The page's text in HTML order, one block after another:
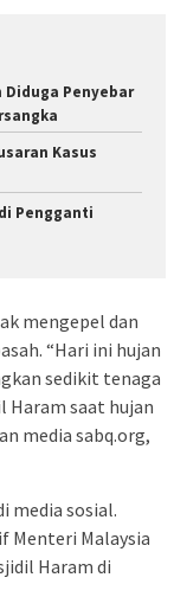
Diduga Penyebar
Kasus
Pengganti
mengepel dan
“Hari ini hujan
sedikit tenaga
Haram saat hujan
media sabq.org,
media sosial.
Menteri Malaysia
Haram di